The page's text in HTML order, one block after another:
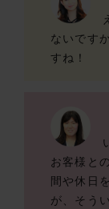
ないです
すね！
お客様と
間や休日
が、そう